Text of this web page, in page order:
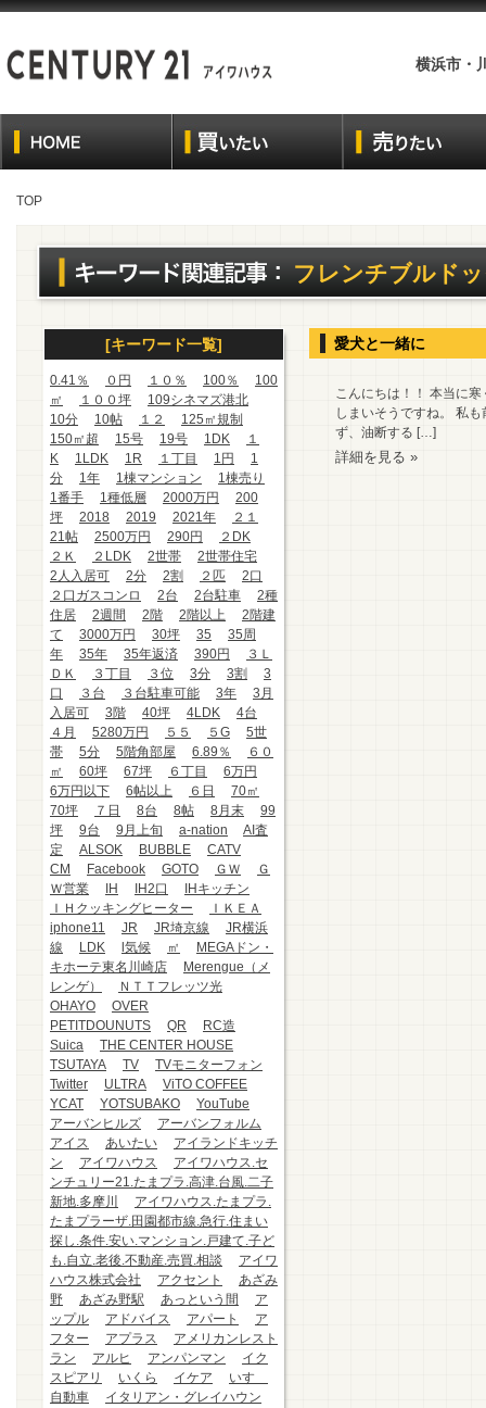
横浜市・
TOP
フレンチブルド
[キーワード一覧]
0.41％ ０円 １０％ 100％
100
㎡
１００坪
109シネマズ港北
10分
10帖 １２
125㎡規制
150㎡超
15号 19号 1DK
１
K
1LDK 1R １丁目 1円
1
分
1年 1棟マンション
1棟売り
1番手
1種低層 2000万円
200
坪
2018 2019 2021年
２１
21帖
2500万円 290円
２DK
２Ｋ
２LDK 2世帯
2世帯住宅
2人入居可
2分 2割 ２匹
2口
２口ガスコンロ
2台 2台駐車
2種
住居
2週間 2階 2階以上
2階建
て
3000万円 30坪 35
35周
年
35年 35年返済 390円
３Ｌ
ＤＫ
３丁目 ３位 3分 3割
3
口
３台 ３台駐車可能 3年
3月
入居可
3階 40坪 4LDK
4台
４月
5280万円 ５５ ５G
5世
帯
5分 5階角部屋 6.89％
６０
㎡
60坪 67坪 ６丁目
6万円
6万円以下
6帖以上 ６日
70㎡
70坪
７日 8台 8帖 8月末
99
坪
9台 9月上旬 a-nation
AI査
定
ALSOK BUBBLE
CATV
CM
Facebook GOTO ＧＷ
Ｇ
Ｗ営業
IH IH2口
IHキッチン
ＩＨクッキングヒーター
ＩＫＥＡ
iphone11
JR JR埼京線
JR横浜
線
LDK l気候 ㎡
MEGAドン・
キホーテ東名川崎店
Merengue（メ
レンゲ）
ＮＴＴフレッツ光
OHAYO
OVER
PETITDOUNUTS
QR
RC造
Suica
THE CENTER HOUSE
TSUTAYA
TV
TVモニターフォン
Twitter
ULTRA
ViTO COFFEE
YCAT
YOTSUBAKO
YouTube
アーバンヒルズ
アーバンフォルム
アイス
あいたい
アイランドキッチ
ン
アイワハウス
アイワハウス.セ
ンチュリー21.たまプラ.高津.台風.二子
新地.多摩川
アイワハウス.たまプラ.
たまプラーザ.田園都市線.急行.住まい
探し.条件.安い.マンション.戸建て.子ど
も.自立.老後.不動産.売買.相談
アイワ
ハウス株式会社
アクセント
あざみ
野
あざみ野駅 あっという間
ア
ップル
アドバイス アパート
ア
フター
アプラス
アメリカンレスト
ラン
アルヒ アンパンマン
イク
スピアリ
いくら イケア
いすゞ
自動車
イタリアン・グレイハウン
愛犬と一緒に
こんにちは！！ 本当に
しまいそうですね。 私
ず、油断する […]
詳細を見る »